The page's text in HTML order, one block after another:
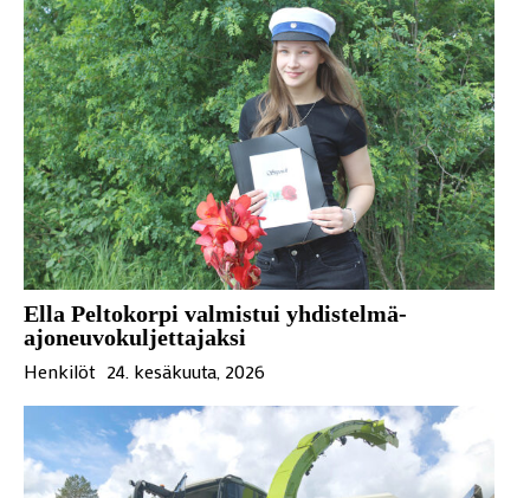
Ella Peltokorpi valmistui yhdistelmä-
ajoneuvokuljettajaksi
Henkilöt 24. kesäkuuta, 2026